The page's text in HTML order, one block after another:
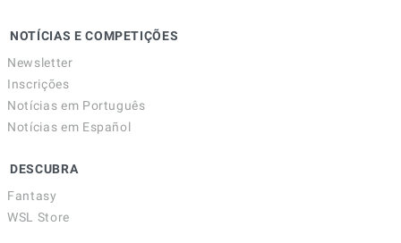
NOTÍCIAS E COMPETIÇÕES
Newsletter
Inscrições
Notícias em Português
Notícias em Español
DESCUBRA
Fantasy
WSL Store